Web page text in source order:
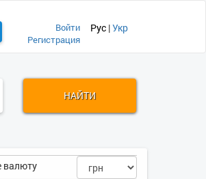
Войти
Регистрация
Рус |Укр
НАЙТИ
валюту